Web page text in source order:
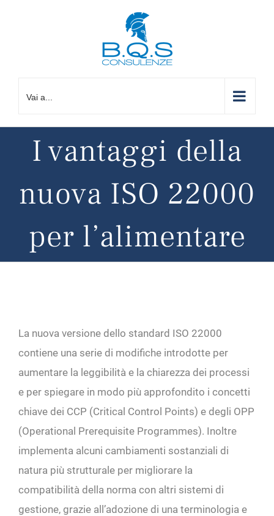
Vai a...
I vantaggi della
nuova ISO 22000
per l’alimentare
La nuova versione dello standard ISO 22000
contiene una serie di modifiche introdotte per
aumentare la leggibilità e la chiarezza dei processi
e per spiegare in modo più approfondito i concetti
chiave dei CCP (Critical Control Points) e degli OPP
(Operational Prerequisite Programmes). Inoltre
implementa alcuni cambiamenti sostanziali di
natura più strutturale per migliorare la
compatibilità della norma con altri sistemi di
gestione, grazie all’adozione di una terminologia e